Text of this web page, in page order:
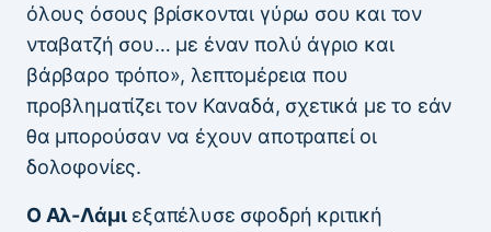
όλους όσους βρίσκονται γύρω σου και τον
νταβατζή σου… με έναν πολύ άγριο και
βάρβαρο τρόπο», λεπτομέρεια που
προβληματίζει τον Καναδά, σχετικά με το εάν
θα μπορούσαν να έχουν αποτραπεί οι
δολοφονίες.
O Αλ-Λάμιεξαπέλυσε σφοδρή κριτική